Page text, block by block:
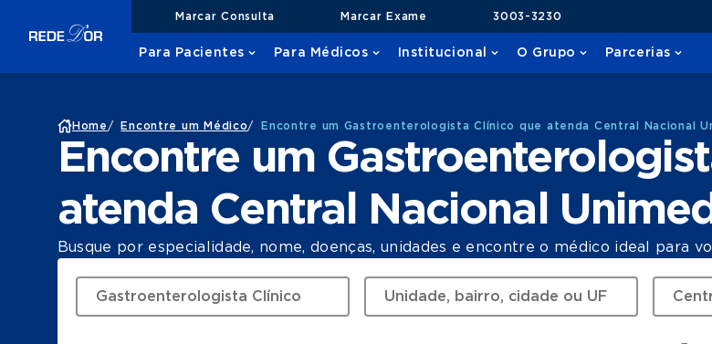
Marcar Consulta Marcar Exame 3003-3230
Para Pacientes Para Médicos Institucional O Grupo Parcerias
Home / Encontre um Médico/ Encontre um Gastroenterologista Clínico que atenda Central Nacional
Encontre um
atenda Central Nacional Unimed
Busque por especialidade, nome, doenças, unidades e encontre o médico ideal para